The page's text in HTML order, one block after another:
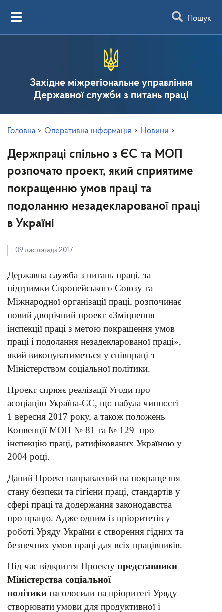
Пошук
Західне міжрегіональне управління
Державної служби з питань праці
Головна > Оперативна інформація > Новини >
Держпраці спільно з ЄС та МОП
розпочато проект, який сприятиме
покращенню умов праці та
подоланню незадекларованої праці
в Україні
09 листопада 2017
Державна служба з питань праці, за
підтримки Європейського Союзу та
Міжнародної організації праці, розпочинає
новий дворічний проект «Зміцнення
інспекції праці з метою покращення умов
праці і подолання незадекларованої праці»,
який виконуватиметься у співпраці з
Міністерством соціальної політики.
Проект сприяє реалізації Угоди про
асоціацію Україна-ЄС, що набула чинності
1 вересня 2017 року, а також положень
Конвенції МОП № 81 та № 129 про
інспекцію праці, ратифікованих Україною у
2004 році.
Даний Проект направлений на покращення
стану безпеки та гігієни праці, стандартів у
сфері праці та додержання законодавства
про працю. Адже одним із пріоритетів у
роботі Уряду України є створення гідних та
безпечних умов праці для всіх працівників.
Під час відкриття Проекту представники
Міністерства соціальної
політики наголосили на пріоритеті Уряду
створювати умови для продуктивної і